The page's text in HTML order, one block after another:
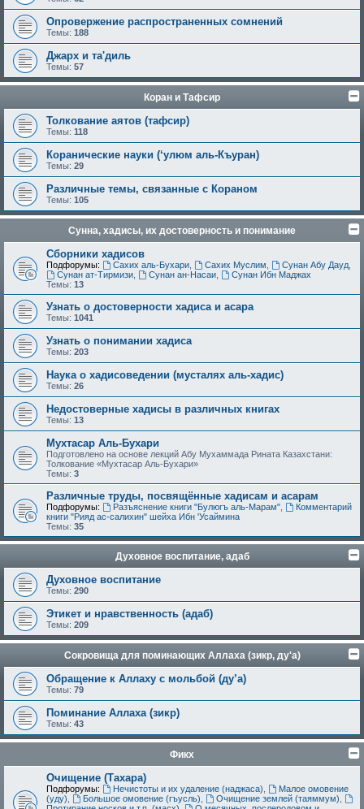
Опровержение распространенных сомнений
Темы: 188
Джарх и та'диль
Темы: 57
Коран и Тафсир
Толкование аятов (тафсир)
Темы: 118
Коранические науки (‘улюм аль-Къуран)
Темы: 29
Различные темы, связанные с Кораном
Темы: 105
Сунна, хадисы, их достоверность и понимание
Сборники хадисов
Подфорумы: Сахих аль-Бухари, Сахих Муслим Сунан Абу Дауд,
Сунан ат-Тирмизи, Сунан ан-Насаи,
Сунан Ибн Маджах
Темы: 13
Узнать о достоверности хадиса и асара
Темы: 1041
Узнать о понимании хадиса
Темы: 203
Наука о хадисоведении (мусталях аль-хадис)
Темы: 26
Недостоверные хадисы в различных книгах
Темы: 13
Мухтасар Аль-Бухари
Подготовлено на основе лекций Абу Мухаммада Рината Казахстани:
Толкование «Мухтасар Аль-Бухари»
Темы: 3
Различные труды, посвящённые хадисам и асарам
Подфорумы: Разъяснение книги "Булюгъ аль-Марам",
Комментарий
книги "Рияд ас-салихин" шейха Ибн 'Усаймина
Темы: 35
Духовное воспитание, адаб
Духовное воспитание
Темы: 290
Этикет и нравственность (адаб)
Темы: 209
Сокровища для поминающих Аллаха (зикр, ду'а)
Обращение к Аллаху с мольбой (ду’а)
Темы: 79
Поминание Аллаха (зикр)
Темы: 43
Фикх
Очищение (Тахара)
Подфорумы: Нечистоты и их удаление (наджаса)
Малое омовение
(уду)
Большое омовение (гъусль) Очищение землей (таяммум)